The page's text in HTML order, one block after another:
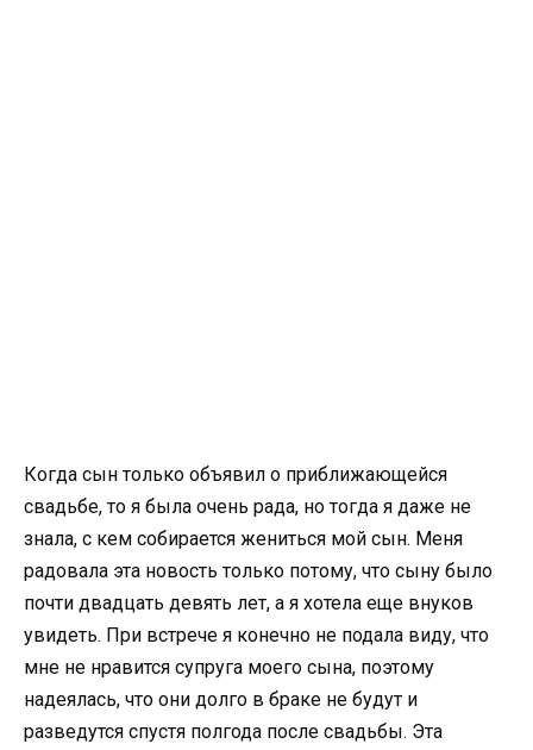
Когда сын только объявил о приближающейся
свадьбе, то я была очень рада, но тогда я даже не
знала, с кем собирается жениться мой сын. Меня
радовала эта новость только потому, что сыну было
почти двадцать девять лет, а я хотела еще внуков
увидеть. При встрече я конечно не подала виду, что
мне не нравится супруга моего сына, поэтому
надеялась, что они долго в браке не будут и
разведутся спустя полгода после свадьбы. Эта